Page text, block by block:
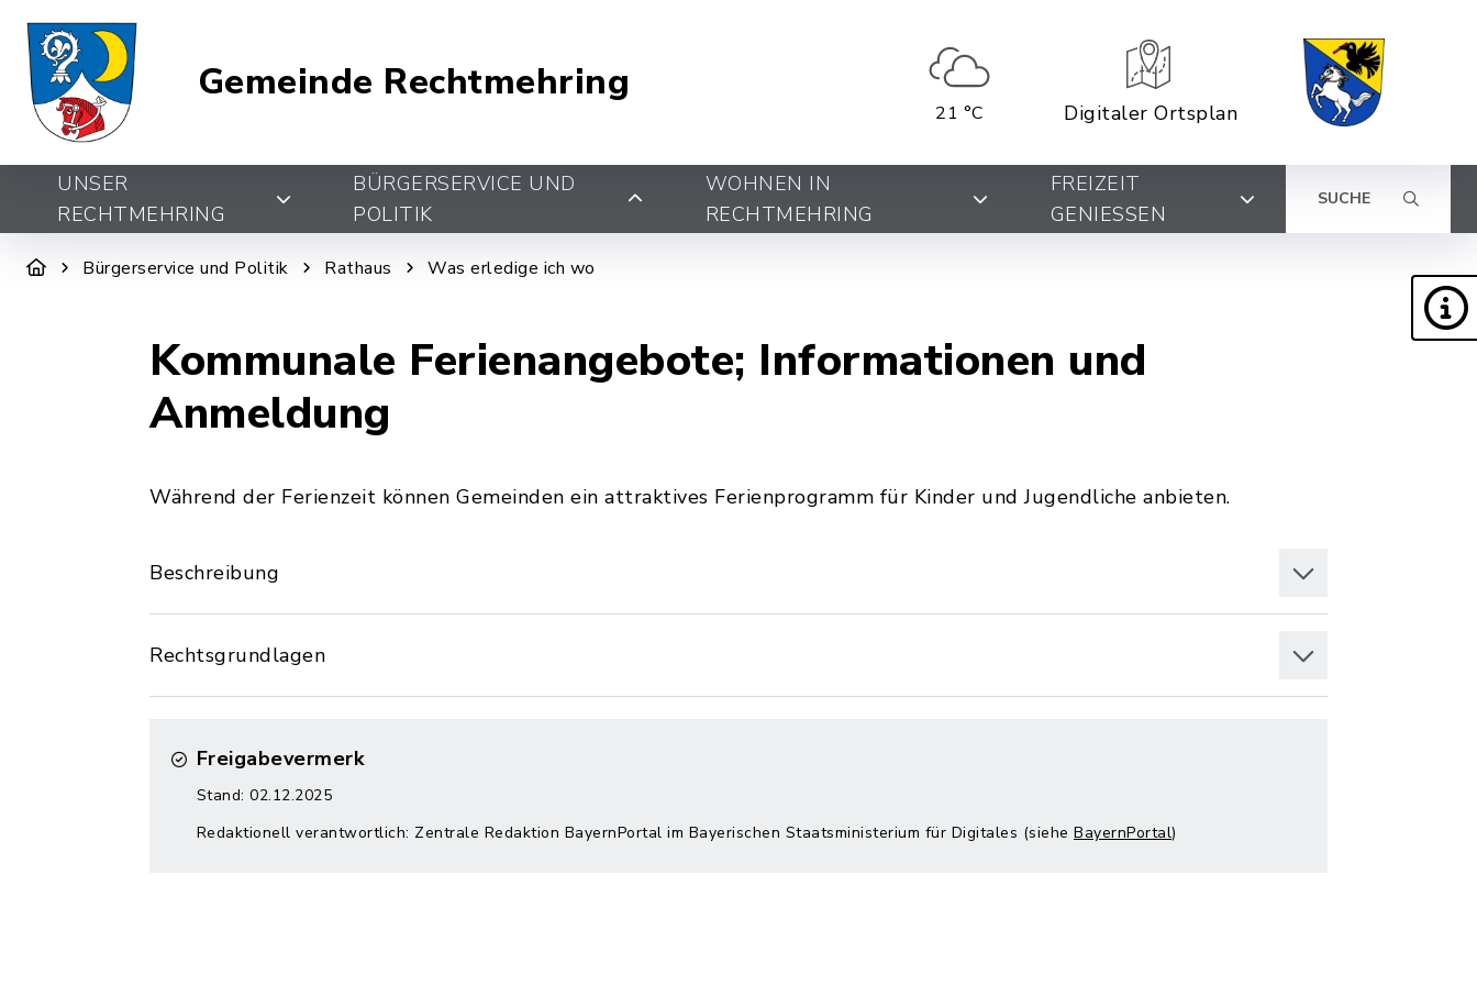
Gemeinde Rechtmehring
21 °C Digitaler Ortsplan
UNSER
RECHTMEHRING
BÜRGERSERVICE UND
POLITIK
WOHNEN IN
RECHTMEHRING
FREIZEIT
GENIESSEN
SUCHE
Bürgerservice und Politik Rathaus Was erledige ich wo
Kommunale Ferienangebote; Informationen und
Anmeldung
Während der Ferienzeit können Gemeinden ein attraktives Ferienprogramm für Kinder und Jugendliche anbieten.
Beschreibung
Rechtsgrundlagen
Freigabevermerk
Stand: 02.12.2025
Redaktionell verantwortlich: Zentrale Redaktion BayernPortal im Bayerischen Staatsministerium für Digitales (siehe BayernPortal)